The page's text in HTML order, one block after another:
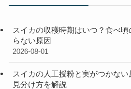
スイカの収穫時期はいつ？食べ
らない原因
2026-08-01
スイカの人工授粉と実がつかな
見分け方を解説